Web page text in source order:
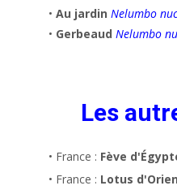
• Au jardin Nelumbo
• Gerbeaud Nelumbo
Les
• France : Fève
• France : Lotus